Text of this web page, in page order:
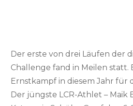
Der erste von drei Läufen der
Challenge fand in Meilen statt.
Ernstkampf in diesem Jahr für
Der jüngste LCR-Athlet – Maik